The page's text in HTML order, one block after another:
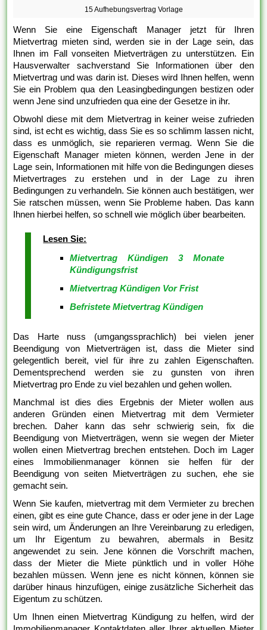
15 Aufhebungsvertrag Vorlage
Wenn Sie eine Eigenschaft Manager jetzt für Ihren
Mietvertrag mieten sind, werden sie in der Lage sein, das
Ihnen im Fall vonseiten Mietverträgen zu unterstützen. Ein
Hausverwalter sachverstand Sie Informationen über den
Mietvertrag und was darin ist. Dieses wird Ihnen helfen, wenn
Sie ein Problem qua den Leasingbedingungen bestizen oder
wenn Jene sind unzufrieden qua eine der Gesetze in ihr.
Obwohl diese mit dem Mietvertrag in keiner weise zufrieden
sind, ist echt es wichtig, dass Sie es so schlimm lassen nicht,
dass es unmöglich, sie reparieren vermag. Wenn Sie die
Eigenschaft Manager mieten können, werden Jene in der
Lage sein, Informationen mit hilfe von die Bedingungen dieses
Mietvertrages zu erstehen und in der Lage zu ihren
Bedingungen zu verhandeln. Sie können auch bestätigen, wer
Sie ratschen müssen, wenn Sie Probleme haben. Das kann
Ihnen hierbei helfen, so schnell wie möglich über bearbeiten.
Lesen Sie:
Mietvertrag Kündigen 3 Monate
Kündigungsfrist
Mietvertrag Kündigen Vor Frist
Befristete Mietvertrag Kündigen
Das Harte nuss (umgangssprachlich) bei vielen jener
Beendigung von Mietverträgen ist, dass die Mieter sind
gelegentlich bereit, viel für ihre zu zahlen Eigenschaften.
Dementsprechend werden sie zu gunsten von ihren
Mietvertrag pro Ende zu viel bezahlen und gehen wollen.
Manchmal ist dies dies Ergebnis der Mieter wollen aus
anderen Gründen einen Mietvertrag mit dem Vermieter
brechen. Daher kann das sehr schwierig sein, fix die
Beendigung von Mietverträgen, wenn sie wegen der Mieter
wollen einen Mietvertrag brechen entstehen. Doch im Lager
eines Immobilienmanager können sie helfen für der
Beendigung von seiten Mietverträgen zu suchen, ehe sie
gemacht sein.
Wenn Sie kaufen, mietvertrag mit dem Vermieter zu brechen
einen, gibt es eine gute Chance, dass er oder jene in der Lage
sein wird, um Änderungen an Ihre Vereinbarung zu erledigen,
um Ihr Eigentum zu bewahren, abermals in Besitz
angewendet zu sein. Jene können die Vorschrift machen,
dass der Mieter die Miete pünktlich und in voller Höhe
bezahlen müssen. Wenn jene es nicht können, können sie
darüber hinaus hinzufügen, einige zusätzliche Sicherheit das
Eigentum zu schützen.
Um Ihnen einen Mietvertrag Kündigung zu helfen, wird der